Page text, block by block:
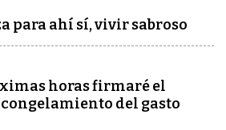
para ahí sí, vivir sabroso
horas firmaré el
del gasto